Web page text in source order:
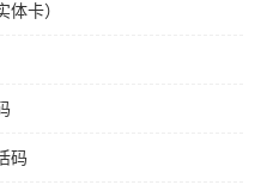
卡）
码